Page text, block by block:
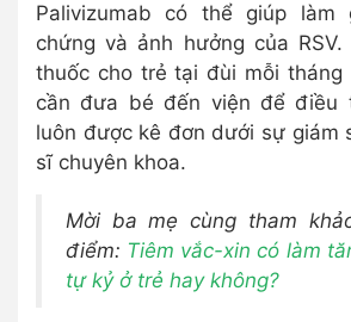
Palivizumab có thể giúp làm
chứng và ảnh hưởng của
thuốc cho trẻ tại đùi mỗi tháng
cần đưa bé đến viện để điều
luôn được kê đơn dưới sự giám
sĩ chuyên khoa.
Mời ba mẹ cùng tham
điểm: Tiêm vắc-xin có làm
tự kỷ ở trẻ hay không?